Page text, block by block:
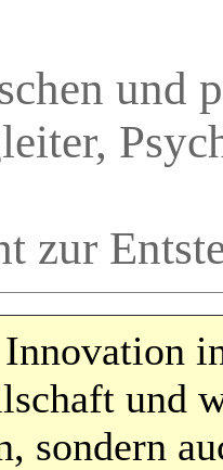
und
zur
und
sondern